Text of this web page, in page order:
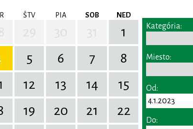
ŠTV PIA SOB NED
1
5 6 7
8
12 13 14
15
19 20 21
22
Kategória:
Miesto:
Od:
Do: